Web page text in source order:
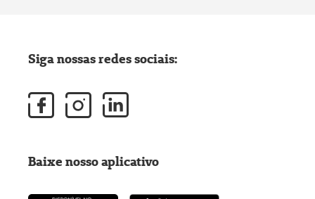
Siga nossas redes sociais:
Baixe nosso aplicativo